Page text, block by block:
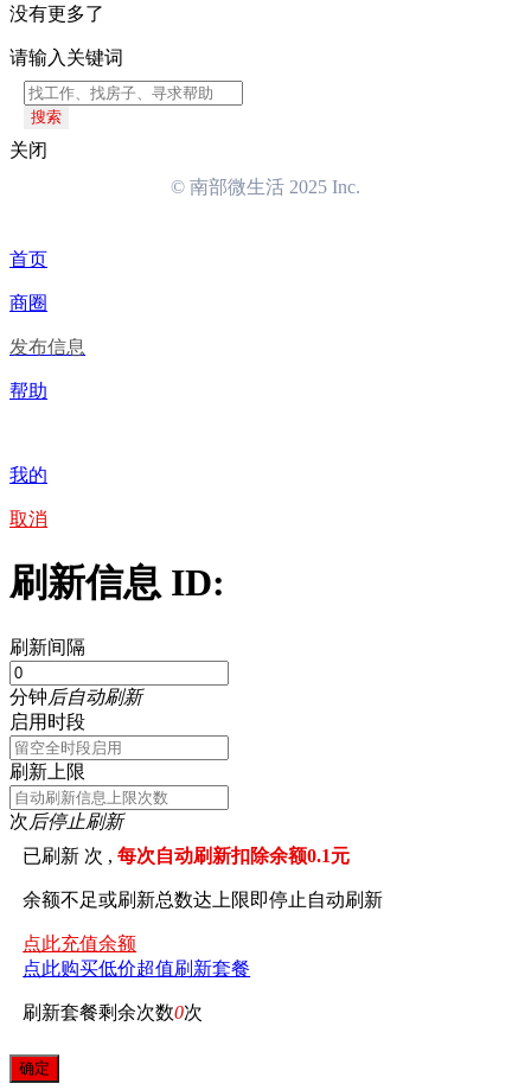
没有更多了
请输入关键词
搜索
关闭
© 南部微生活 2025 Inc.
首页
商圈
发布信息
帮助
我的
取消
刷新信息 ID:
刷新间隔
分钟后自动刷新
启用时段
刷新上限
次后停止刷新
已刷新 次 ,每次自动刷新扣除余额0.1元
余额不足或刷新总数达上限即停止自动刷新
点此充值余额
点此购买低价超值刷新套餐
刷新套餐剩余次数0次